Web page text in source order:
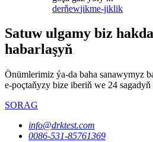
derňewjikme-jiklik
Satuw ulgamy biz
habarlaşyň
Önümlerimiz ýa-da baha sanawymyz
e-poçtaňyzy bize iberiň we 24
SORAG
info@drktest.com
0086-531-85761369